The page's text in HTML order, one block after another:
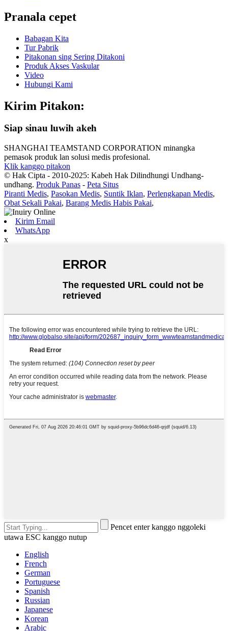
Pranala cepet
Babagan Kita
Tur Pabrik
Pitakonan sing Sering Ditakoni
Produk Akses Vaskular
Video
Hubungi Kami
Kirim Pitakon:
Siap sinau luwih akeh
SHANGHAI TEAMSTAND CORPORATION minangka
pemasok produk lan solusi medis profesional.
Klik kanggo pitakon
© Hak Cipta - 2010-2025: Kabeh Hak Dilindhungi Undhang-
undhang. Produk Panas - Peta Situs
Piranti Medis, Pasokan Medis, Suntik Iklan, Perlengkapan Medis,
Obat Sekali Pakai, Barang Medis Habis Pakai,
Kirim Email
WhatsApp
x
Pencet enter kanggo nggoleki
utawa ESC kanggo nutup
English
French
German
Portuguese
Spanish
Russian
Japanese
Korean
Arabic